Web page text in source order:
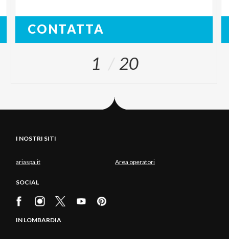
CONTATTA
1 20
I NOSTRI SITI
ariaspa.it Area operatori
SOCIAL
IN LOMBARDIA